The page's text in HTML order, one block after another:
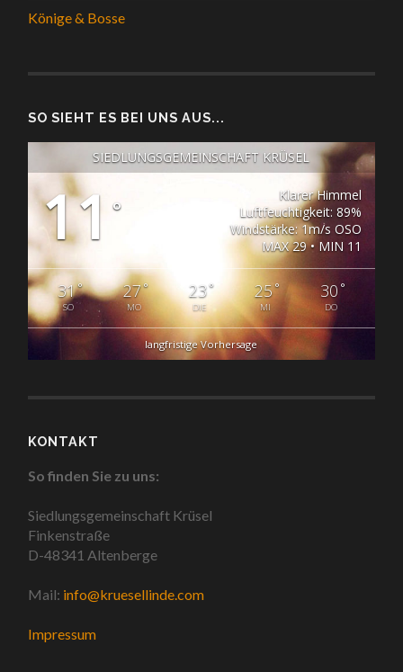
Könige & Bosse
SO SIEHT ES BEI UNS AUS...
SIEDLUNGSGEMEINSCHAFT KRÜSEL
11 °
Klarer Himmel
Luftfeuchtigkeit: 89%
Windstärke: 1m/s OSO
MAX 29 • MIN 11
31°
SO
27°
MO
23°
DIE
25°
MI
30 °
DO
langfristige Vorhersage
KONTAKT
So finden Sie zu uns:
Siedlungsgemeinschaft Krüsel
Finkenstraße
D-48341 Altenberge
Mail: info@kruesellinde.com
Impressum